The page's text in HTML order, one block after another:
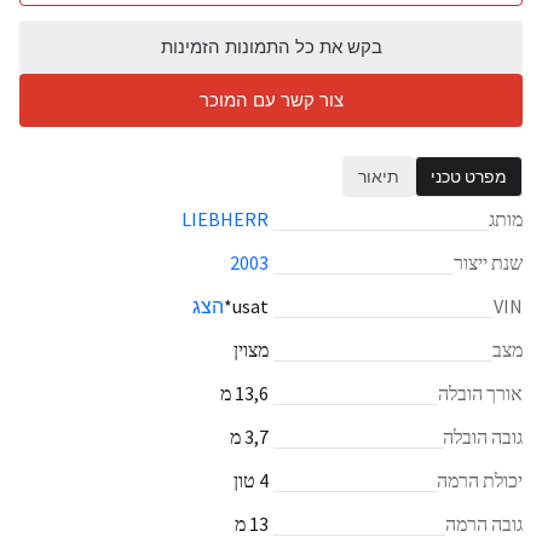
בקש את כל התמונות הזמינות
צור קשר עם המוכר
מפרט טכני תיאור
מותג
LIEBHERR
שנת ייצור
2003
VIN
usat* הצג
מצב
מצוין
אורך הובלה
13,6 מ
גובה הובלה
3,7 מ
יכולת הרמה
4 טון
גובה הרמה
13 מ